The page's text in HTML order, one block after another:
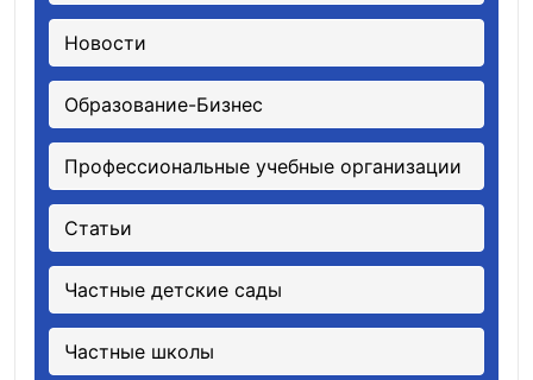
Новости
Образование-Бизнес
Профессиональные учебные организации
Статьи
Частные детские сады
Частные школы